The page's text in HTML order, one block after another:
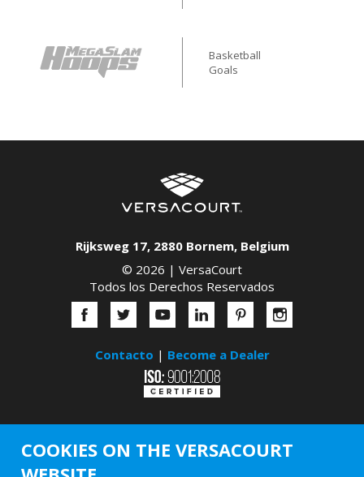
Basketball
Goals
Rijksweg 17, 2880 Bornem, Belgium
© 2026 | VersaCourt
Todos los Derechos Reservados
Contacto | Become a Dealer
COOKIES ON THE VERSACOURT